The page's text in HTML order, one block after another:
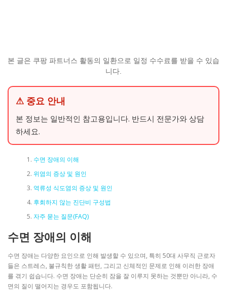
본 글은 쿠팡 파트너스 활동의 일환으로 일정 수수료를 받을 수 있습
니다.
⚠ 중요 안내
본 정보는 일반적인 참고용입니다. 반드시 전문가와 상담
하세요.
수면 장애의 이해
위염의 증상 및 원인
역류성 식도염의 증상 및 원인
후회하지 않는 진단비 구성법
자주 묻는 질문(FAQ)
수면 장애의 이해
수면 장애는 다양한 요인으로 인해 발생할 수 있으며, 특히 50대 사무직 근로자
들은 스트레스, 불규칙한 생활 패턴, 그리고 신체적인 문제로 인해 이러한 장애
를 겪기 쉽습니다. 수면 장애는 단순히 잠을 잘 이루지 못하는 것뿐만 아니라, 수
면의 질이 떨어지는 경우도 포함됩니다.